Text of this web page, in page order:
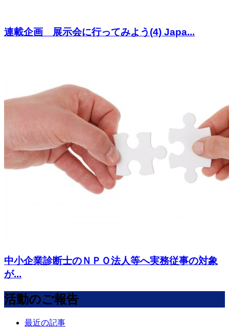
連載企画 展示会に行ってみよう(4) Japa...
中小企業診断士のＮＰＯ法人等へ実務従事の対象
が...
活動のご報告
最近の記事